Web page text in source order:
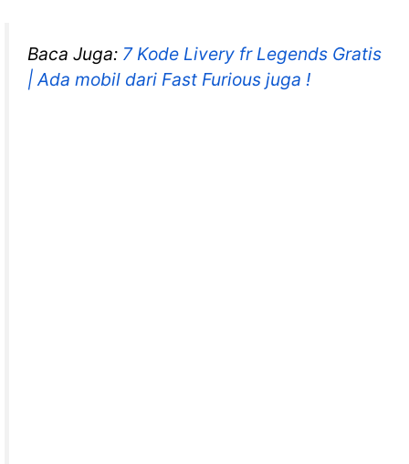
Baca Juga: 7 Kode Livery fr Legends Gratis
| Ada mobil dari Fast Furious juga !